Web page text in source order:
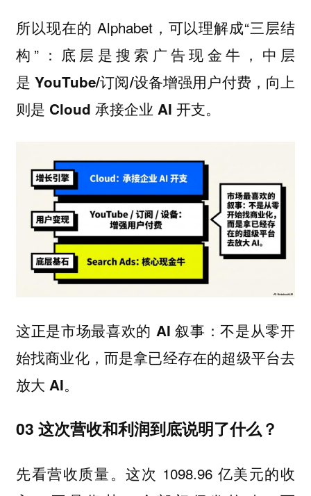
所以现在的 Alphabet，可以理解成“三层结
构”： 底层是搜索广告现金牛，中层
是 YouTube/订阅/设备增强用户付费，向上
则是 Cloud 承接企业 AI 开支。
这正是市场最喜欢的 AI 叙事：不是从零开
始找商业化，而是拿已经存在的超级平台去
放大 AI。
03 这次营收和利润到底说明了什么？
先看营收质量。这次 1098.96 亿美元的收